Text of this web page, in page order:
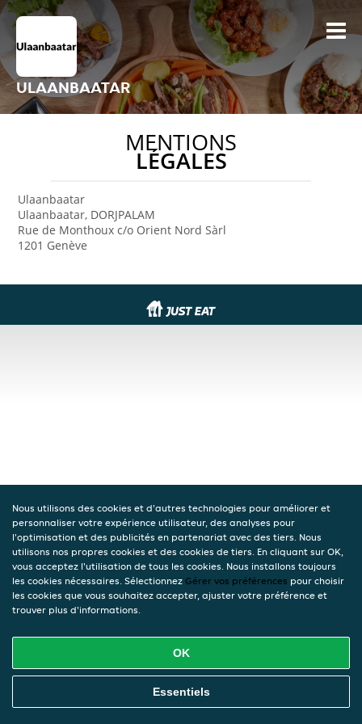
ULAANBAATAR
MENTIONS
LÉGALES
Ulaanbaatar
Ulaanbaatar, DORJPALAM
Rue de Monthoux c/o Orient Nord Sàrl
1201 Genève
Nous utilisons des cookies et d'autres technologies pour améliorer et
personnaliser votre expérience utilisateur, des analyses pour
l'optimisation et des publicités en partenariat avec des tiers. Nous
utilisons nos propres cookies et des cookies de tiers. En cliquant sur OK,
vous acceptez l'utilisation de tous les cookies. Nous installons toujours
les cookies nécessaires. Sélectionnez Gérer vos préférences pour choisir
les cookies que vous souhaitez accepter, ajuster votre préférence et
trouver plus d'informations.
OK
Essentiels